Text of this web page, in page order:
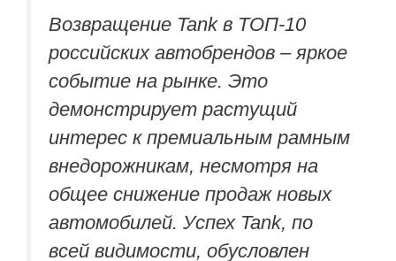
Возвращение Tank в ТОП-10
российских автобрендов – яркое
событие на рынке. Это
демонстрирует растущий
интерес к премиальным рамным
внедорожникам, несмотря на
общее снижение продаж новых
автомобилей. Успех Tank, по
всей видимости, обусловлен